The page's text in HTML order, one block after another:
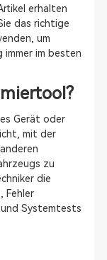
erhalten
das richtige
um
immer im besten
Gerät oder
mit der
zu
die
Fehler
Systemtests